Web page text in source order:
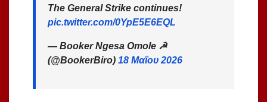
The General Strike continues!
pic.twitter.com/0YpE5E6EQL
— Booker Ngesa Omole ☭
(@BookerBiro) 18 Μαΐου 2026